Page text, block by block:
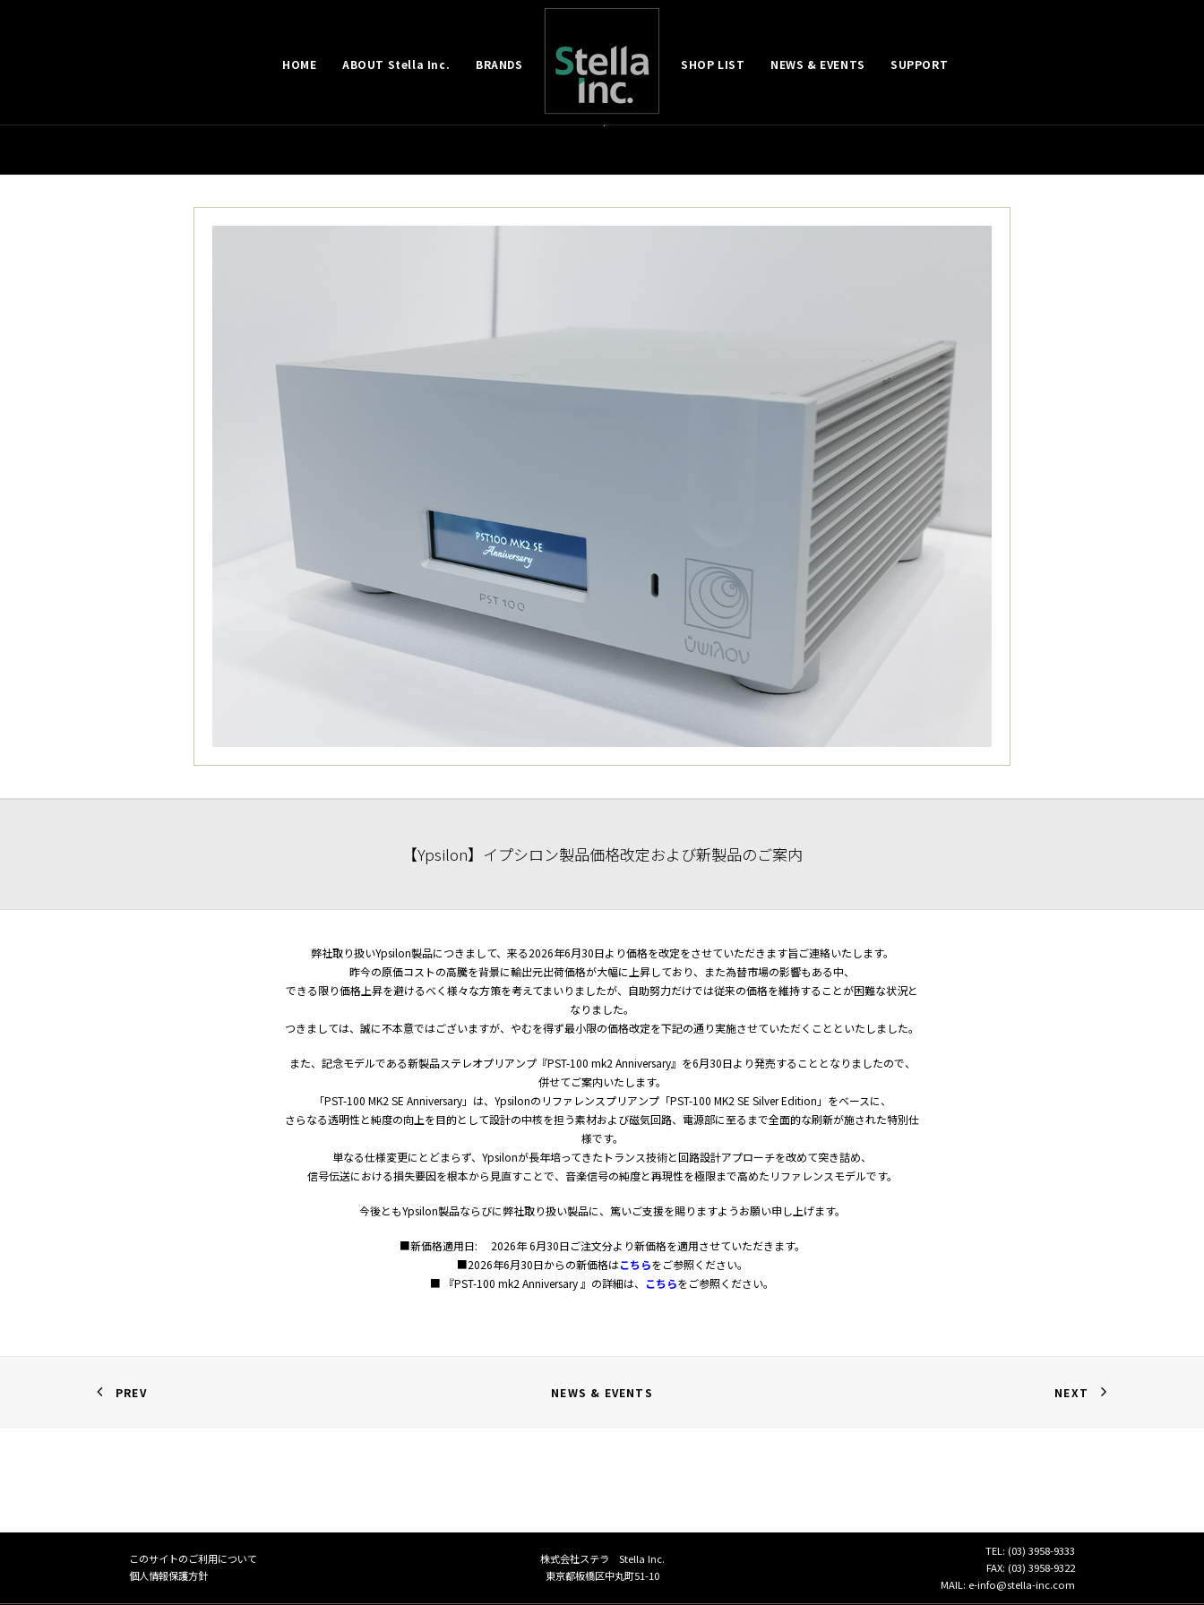
HOME ABOUT Stella Inc. BRANDS SHOP LIST NEWS & EVENTS SUPPORT
【Ypsilon】イプシロン製品価格改定および新製品のご案内
2026-05-27 | INニュース
【Ypsilon】イプシロン製品価格改定および新製品のご案内
弊社取り扱いYpsilon製品につきまして、来る2026年6月30日より価格を改定をさせていただきます旨ご連絡いたします。
昨今の原価コストの高騰を背景に輸出元出荷価格が大幅に上昇しており、また為替市場の影響もある中、
できる限り価格上昇を避けるべく様々な方策を考えてまいりましたが、自助努力だけでは従来の価格を維持することが困難な状況と
なりました。
つきましては、誠に不本意ではございますが、やむを得ず最小限の価格改定を下記の通り実施させていただくことといたしました。
また、記念モデルである新製品ステレオプリアンプ『PST-100 mk2 Anniversary』を6月30日より発売することとなりましたので、
併せてご案内いたします。
「PST-100 MK2 SE Anniversary」は、Ypsilonのリファレンスプリアンプ「PST-100 MK2 SE Silver Edition」をベースに、
さらなる透明性と純度の向上を目的として設計の中核を担う素材および磁気回路、電源部に至るまで全面的な刷新が施された特別仕
様です。
単なる仕様変更にとどまらず、Ypsilonが長年培ってきたトランス技術と回路設計アプローチを改めて突き詰め、
信号伝送における損失要因を根本から見直すことで、音楽信号の純度と再現性を極限まで高めたリファレンスモデルです。
今後ともYpsilon製品ならびに弊社取り扱い製品に、篤いご支援を賜りますようお願い申し上げます。
■新価格適用日: 2026年 6月30日ご注文分より新価格を適用させていただきます。
■2026年6月30日からの新価格はこちらをご参照ください。
■ 『PST-100 mk2 Anniversary 』の詳細は、
こちらをご参照ください。
PREV NEWS & EVENTS NEXT
このサイトのご利用について
個人情報保護方針
株式会社ステラ Stella Inc.
東京都板橋区中丸町51-10
TEL: (03) 3958-9333
FAX: (03) 3958-9322
MAIL: e-info@stella-inc.com